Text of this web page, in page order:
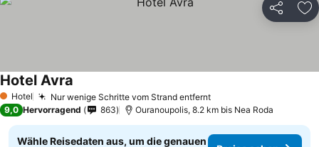
Teilen
1 Sterne
Hotel Nur wenige Schritte vom Strand entfernt
Hotel Avra
9,0 Hervorragend 863 Ouranoupolis, 8.2 km bis Nea Roda
Wähle Reisedaten aus, um die genauen